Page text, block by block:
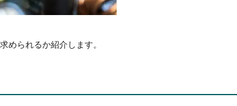
められるか紹介します。